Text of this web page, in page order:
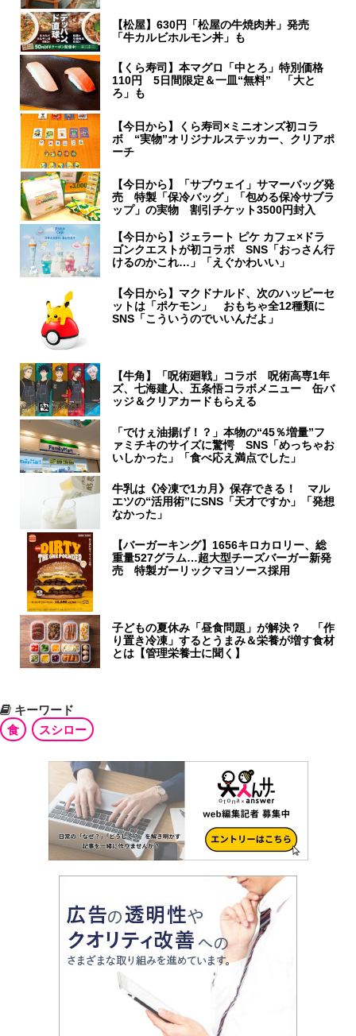
【松屋】630円「松屋の牛焼肉丼」発売
「牛カルビホルモン丼」も
【くら寿司】本マグロ「中とろ」特別価格
110円 5日間限定＆一皿“無料” 「大と
ろ」も
【今日から】くら寿司×ミニオンズ初コラ
ボ “実物”オリジナルステッカー、クリアポ
ーチ
【今日から】「サブウェイ」サマーバッグ発
売 特製「保冷バッグ」「包める保冷サブラ
ップ」の実物 割引チケット3500円封入
【今日から】ジェラート ピケ カフェ×ドラ
ゴンクエストが初コラボ SNS「おっさん行
けるのかこれ…」「えぐかわいい」
【今日から】マクドナルド、次のハッピーセ
ットは「ポケモン」 おもちゃ全12種類に
SNS「こういうのでいいんだよ」
【牛角】「呪術廻戦」コラボ 呪術高専1年
ズ、七海建人、五条悟コラボメニュー 缶バ
ッジ＆クリアカードもらえる
「でけぇ油揚げ！？」本物の“45％増量”フ
ァミチキのサイズに驚愕 SNS「めっちゃお
いしかった」「食べ応え満点でした」
牛乳は《冷凍で1カ月》保存できる！ マル
エツの“活用術”にSNS「天才ですか」「発想
なかった」
【バーガーキング】1656キロカロリー、総
重量527グラム…超大型チーズバーガー新発
売 特製ガーリックマヨソース採用
子どもの夏休み「昼食問題」が解決？ 「作
り置き冷凍」するとうまみ＆栄養が増す食材
とは【管理栄養士に聞く】
キーワード
食
スシロー